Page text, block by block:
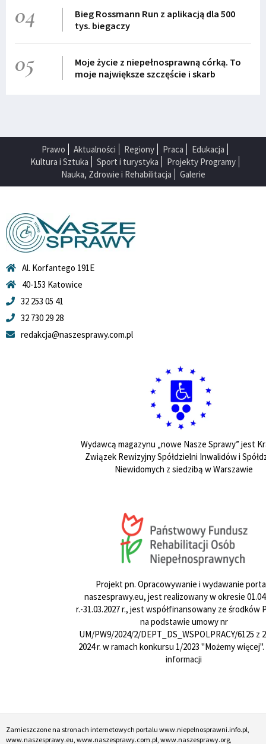
04
Bieg Rossmann Run z aplikacją dla 500
tys. biegaczy
05
Moje życie z niepełnosprawną córką. To
moje największe szczęście i skarb
Prawo Aktualności Regiony Praca
Edukacja
Kultura i Sztuka
Sport i turystyka
Projekty Programy
Nauka, Zdrowie i Rehabilitacja
Galerie
Al. Korfantego 191E
40-153 Katowice
32 253 05 41
32 730 29 28
redakcja@naszesprawy.com.pl
Wydawcą magazynu „nowe Nasze Sprawy” jest
Związek Rewizyjny Spółdzielni Inwalidów i
Niewidomych z siedzibą w Warszawie
Projekt pn. Opracowywanie i wydawanie
naszesprawy.eu, jest realizowany w okresie
r.-31.03.2027 r., jest współfinansowany ze środków
na podstawie umowy nr
UM/PW9/2024/2/DEPT_DS_WSPOLPRACY/6125 z
2024 r. w ramach konkursu 1/2023 "Możemy więcej".
informacji
Zamieszczone na stronach internetowych portalu www.niepelnosprawni.info.pl,
www.naszesprawy.eu, www.naszesprawy.com.pl, www.naszesprawy.org,